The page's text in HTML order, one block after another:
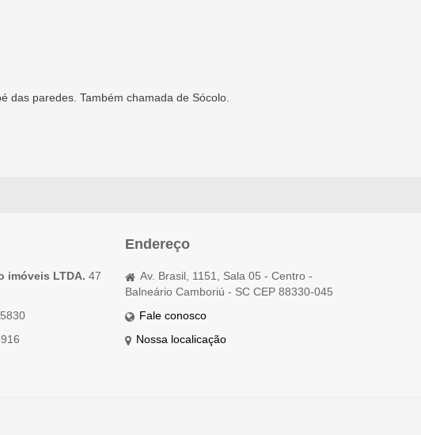
das paredes. Também chamada de Sócolo.
imóveis LTDA. 47
Endereço
Av. Brasil, 1151, Sala 05 - Centro -
Balneário Camboriú - SC CEP 88330-045
Fale conosco
Nossa localicação